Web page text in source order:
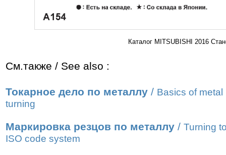
Каталог MITSUBISHI 2016
См.также / See also :
Токарное дело по металлу / Basics of metal
turning
Маркировка резцов по металлу / Turning
ISO code system